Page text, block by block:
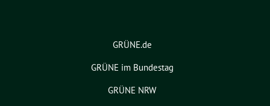
GRÜNE.de
GRÜNE im Bundestag
GRÜNE NRW